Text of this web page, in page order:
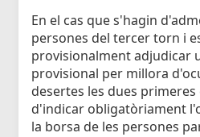
En el cas que s'hagin
persones del tercer torn i
provisionalment adjudicar
provisional per millora
desertes les dues
d'indicar obligatòriament
la borsa de les persones